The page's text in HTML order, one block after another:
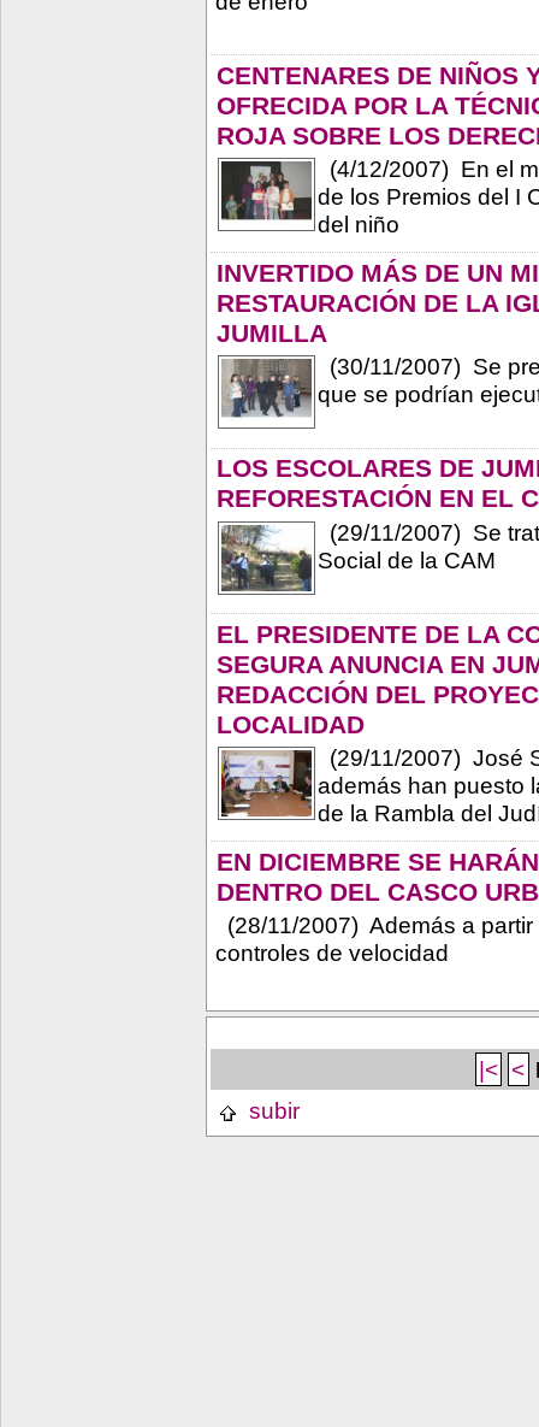
CENTENARES DE NIÑOS
OFRECIDA POR LA
ROJA SOBRE LOS
(4/12/2007) En el
de los Premios del I
del niño
INVERTIDO MÁS DE UN
RESTAURACIÓN DE LA
JUMILLA
(30/11/2007) Se
que se podrían
LOS ESCOLARES DE
REFORESTACIÓN EN EL
(29/11/2007) Se
Social de la CAM
EL PRESIDENTE DE LA
SEGURA ANUNCIA EN
REDACCIÓN DEL
LOCALIDAD
(29/11/2007) José
además han puesto
de la Rambla del
EN DICIEMBRE SE
DENTRO DEL CASCO
(28/11/2007) Además a
controles de velocidad
|< <
subir